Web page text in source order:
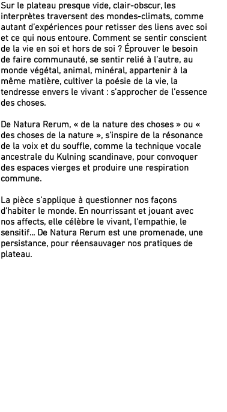
Sur le plateau presque vide, clair-obscur, les
interprètes traversent des mondes-climats, comme
autant d’expériences pour retisser des liens avec soi
et ce qui nous entoure. Comment se sentir conscient
de la vie en soi et hors de soi ? Éprouver le besoin
de faire communauté, se sentir relié à l’autre, au
monde végétal, animal, minéral, appartenir à la
même matière, cultiver la poésie de la vie, la
tendresse envers le vivant : s’approcher de l’essence
des choses.
De Natura Rerum, « de la nature des choses » ou «
des choses de la nature », s’inspire de la résonance
de la voix et du souffle, comme la technique vocale
ancestrale du Kulning scandinave, pour convoquer
des espaces vierges et produire une respiration
commune.
La pièce s’applique à questionner nos façons
d’habiter le monde. En nourrissant et jouant avec
nos affects, elle célèbre le vivant, l'empathie, le
sensitif... De Natura Rerum est une promenade, une
persistance, pour réensauvager nos pratiques de
plateau.